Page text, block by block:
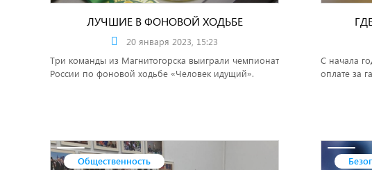
ЛУЧШИЕ В ФОНОВОЙ ХОДЬБЕ
20 января 2023, 15:23
Три команды из Магнитогорска выиграли чемпионат
России по фоновой ходьбе «Человек идущий».
С начала
оплате за
Общественность